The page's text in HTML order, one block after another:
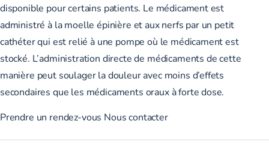
disponible pour certains patients. Le médicament est
administré à la moelle épinière et aux nerfs par un petit
cathéter qui est relié à une pompe où le médicament est
stocké. L’administration directe de médicaments de cette
manière peut soulager la douleur avec moins d’effets
secondaires que les médicaments oraux à forte dose.
Prendre un rendez-vous Nous contacter